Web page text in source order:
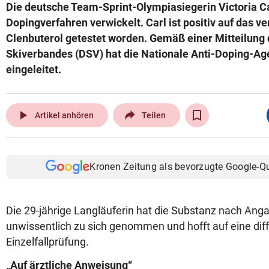
Die deutsche Team-Sprint-Olympiasiegerin Victoria
Dopingverfahren verwickelt. Carl ist positiv auf das
Clenbuterol getestet worden. Gemäß einer Mitteilung
Skiverbandes (DSV) hat die Nationale Anti-Doping-
eingeleitet.
play_arrow Artikel anhören Teilen
Kronen Zeitung als bevorzugte Google-
Die 29-jährige Langläuferin hat die Substanz nach
unwissentlich zu sich genommen und hofft auf eine
Einzelfallprüfung.
„Auf ärztliche Anweisung“